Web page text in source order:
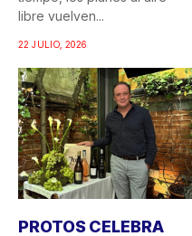
libre vuelven...
22 JULIO, 2026
PROTOS CELEBRA